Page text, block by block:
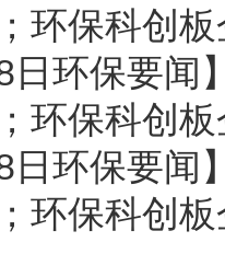
环保科创
日环保要闻
环保科创
日环保要闻
环保科创